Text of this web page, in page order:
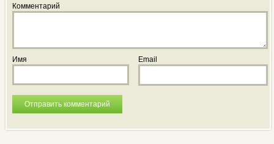
Комментарий
Имя Email